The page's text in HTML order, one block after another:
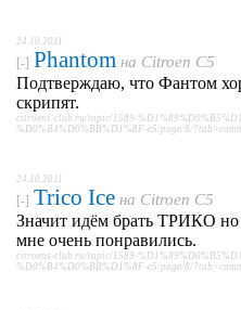
24.10.2011
[-] Phantom на Citroen C5
Подтверждаю, что Фантом
скрипят.
citroens-club.ru/topic/1589-
%D0%B4%D0%BB%D1%8F-c5/page/8/
24.10.2011
[-] Trico Ice на Citroen C5
Значит идём брать ТРИКО
мне очень понравились.
citroens-club.ru/topic/1589-
%D0%B4%D0%BB%D1%8F-c5/page/8/